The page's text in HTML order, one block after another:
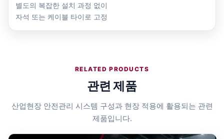
별도의 복잡한 설치 과정 없이
자석 또는 케이블 타이로 고정
RELATED PRODUCTS
관련 제품
산업현장 안전관리 시스템 구성과 현장 적용에 활용되는 관련
제품입니다.